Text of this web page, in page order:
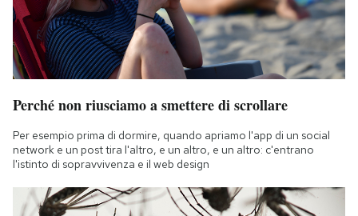
Perché non riusciamo a smettere di scrollare
Per esempio prima di dormire, quando apriamo l'app di un social
network e un post tira l'altro, e un altro, e un altro: c'entrano
l'istinto di sopravvivenza e il web design